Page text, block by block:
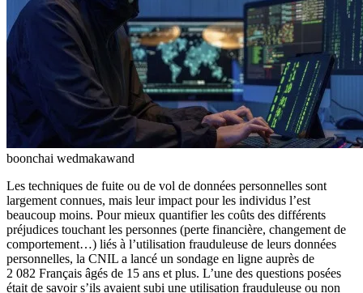
boonchai wedmakawand
Les techniques de fuite ou de vol de données personnelles sont
largement connues, mais leur impact pour les individus l’est
beaucoup moins. Pour mieux quantifier les coûts des différents
préjudices touchant les personnes (perte financière, changement de
comportement…) liés à l’utilisation frauduleuse de leurs données
personnelles, la CNIL a lancé un sondage en ligne auprès de
2 082 Français âgés de 15 ans et plus. L’une des questions posées
était de savoir s’ils avaient subi une utilisation frauduleuse ou non